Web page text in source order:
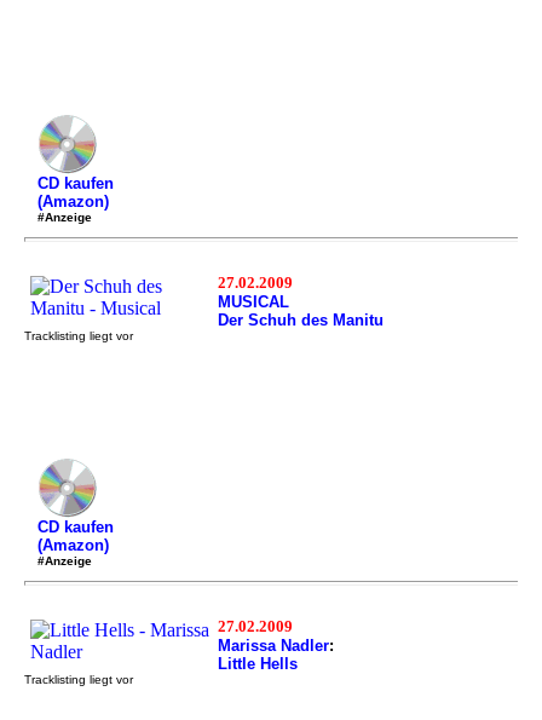
CD kaufen
(Amazon)
#Anzeige
27.02.2009
MUSICAL
Der Schuh des Manitu
Tracklisting liegt vor
CD kaufen
(Amazon)
#Anzeige
27.02.2009
Marissa Nadler:
Little Hells
Tracklisting liegt vor